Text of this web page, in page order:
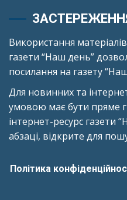
Використання
газети “Наш день”
посилання на газету
Для новинних та
умовою має бути пряме
інтернет-ресурс газети
абзаці, відкрите для
Політика